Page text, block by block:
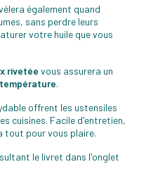
également quand
sans perdre leurs
votre huile que vous
rivetée vous assurera un
.
offrent les ustensiles
cuisines. Facile d'entretien,
tout pour vous plaire.
le livret dans l'onglet